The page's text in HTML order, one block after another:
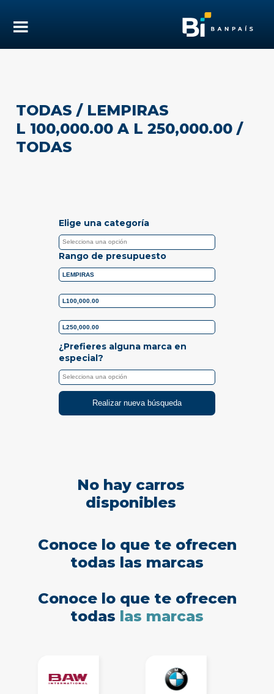
TODAS / LEMPIRAS
L 100,000.00 A L 250,000.00 /
TODAS
Elige una categoría
Rango de presupuesto
¿Prefieres alguna marca en
especial?
Realizar nueva búsqueda
No hay carros
disponibles
Conoce lo que te ofrecen
todas las marcas
Conoce lo que te ofrecen
todas las marcas